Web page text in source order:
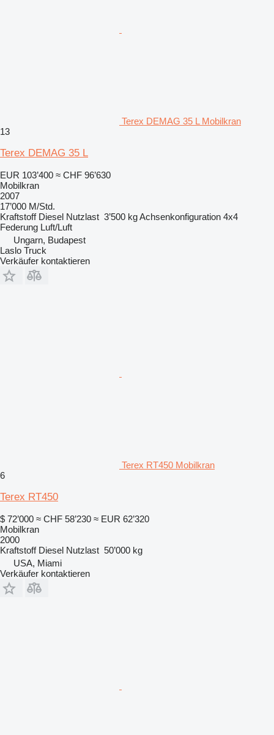
Terex DEMAG 35 L Mobilkran
13
Terex DEMAG 35 L
EUR 103’400 ≈ CHF 96’630
Mobilkran
2007
17’000 M/Std.
Kraftstoff Diesel Nutzlast 3’500 kgAchsenkonfiguration 4x4
Federung Luft/Luft
Ungarn, Budapest
Laslo Truck
Verkäufer kontaktieren
Terex RT450 Mobilkran
6
Terex RT450
$ 72’000 ≈ CHF 58’230 ≈ EUR 62’320
Mobilkran
2000
Kraftstoff Diesel Nutzlast 50’000 kg
USA, Miami
Verkäufer kontaktieren